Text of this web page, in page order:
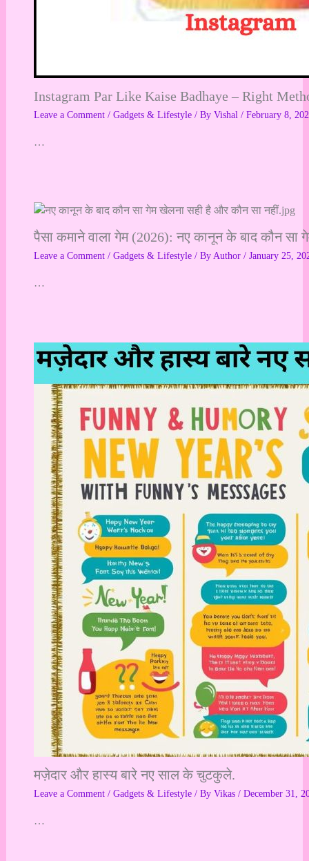
Instagram Par Like Kaise Badhaye – Right
Leave a Comment / Gadgets & Lifestyle/ By Vishal / February 8,
…
पैसा कमाने वाला गेम (2026): नए कानून के बाद कौन सा
Leave a Comment / Gadgets & Lifestyle/ By Author / January 25,
…
मज़ेदार और हास्य बारे नए साल के चुटकुले.
Leave a Comment / Gadgets & Lifestyle/ By Vikas / December 31,
…